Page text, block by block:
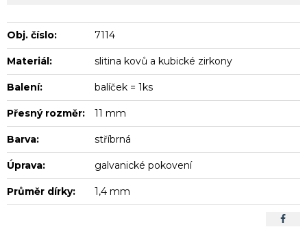
Obj. číslo: 7114
Materiál: slitina kovů a kubické zirkony
Balení: balíček = 1ks
Přesný rozměr: 11 mm
Barva: stříbrná
Úprava: galvanické pokovení
Průměr dírky: 1,4 mm